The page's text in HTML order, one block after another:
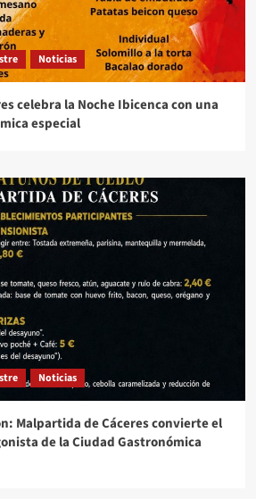
Noticias
celebra la Noche Ibicenca con una
especial
Noticias
Malpartida de Cáceres convierte el
de la Ciudad Gastronómica